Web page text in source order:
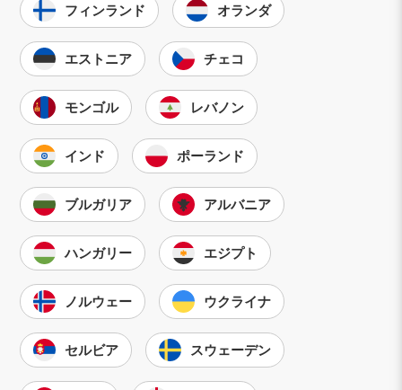
フィンランド オランダ
エストニア チェコ
モンゴル レバノン
インド ポーランド
ブルガリア アルバニア
ハンガリー エジプト
ノルウェー ウクライナ
セルビア スウェーデン